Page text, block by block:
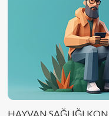
HAYVAN SAĞLIĞI